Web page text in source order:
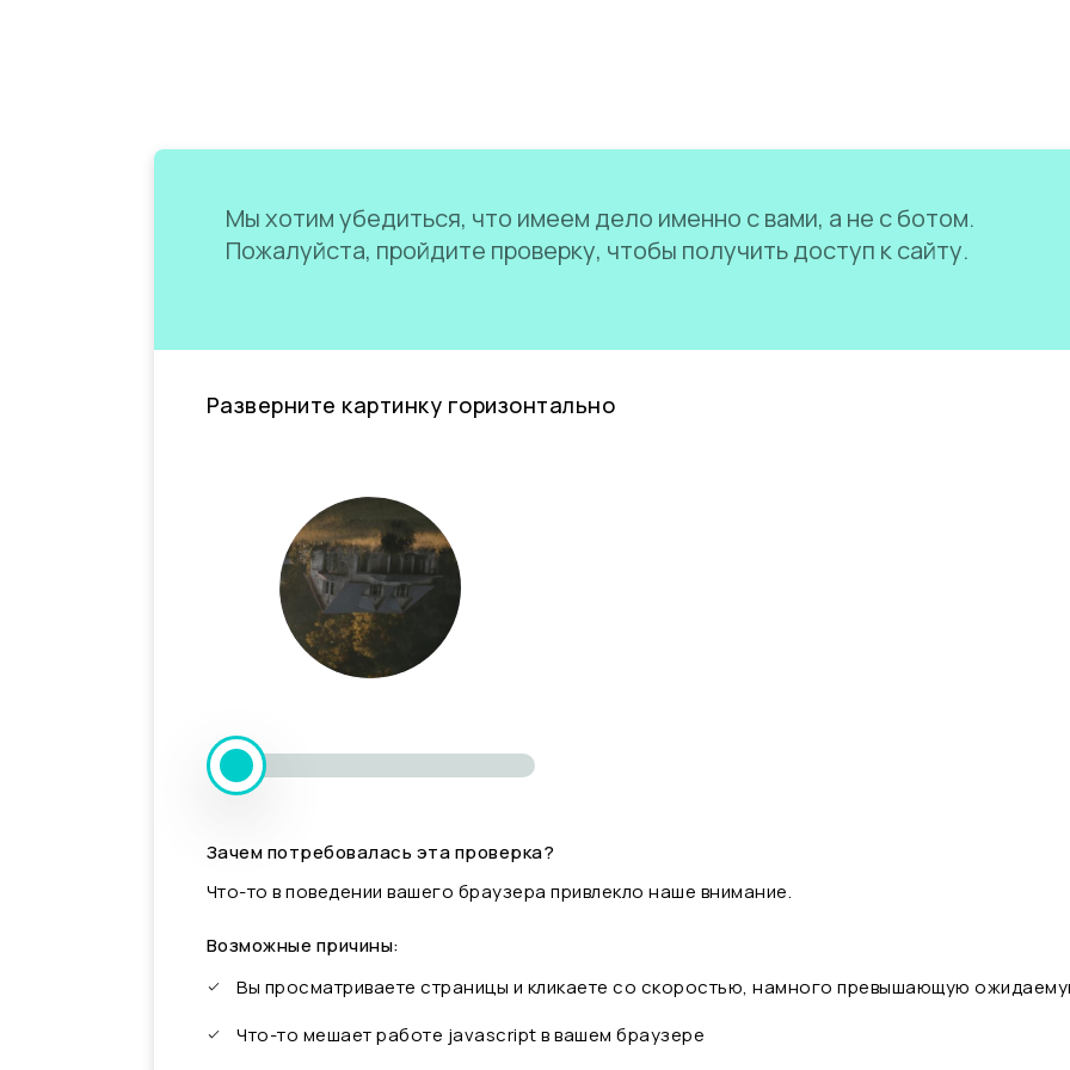
Мы хотим убедиться, что имеем дело именно с вами, а не с ботом.
Пожалуйста, пройдите проверку, чтобы получить доступ к сайту.
Разверните картинку горизонтально
Зачем потребовалась эта проверка?
Что-то в поведении вашего браузера привлекло наше внимание.
Возможные причины:
Вы просматриваете страницы и кликаете со скоростью, намного превышающую
Что-то мешает работе javascript в вашем браузере